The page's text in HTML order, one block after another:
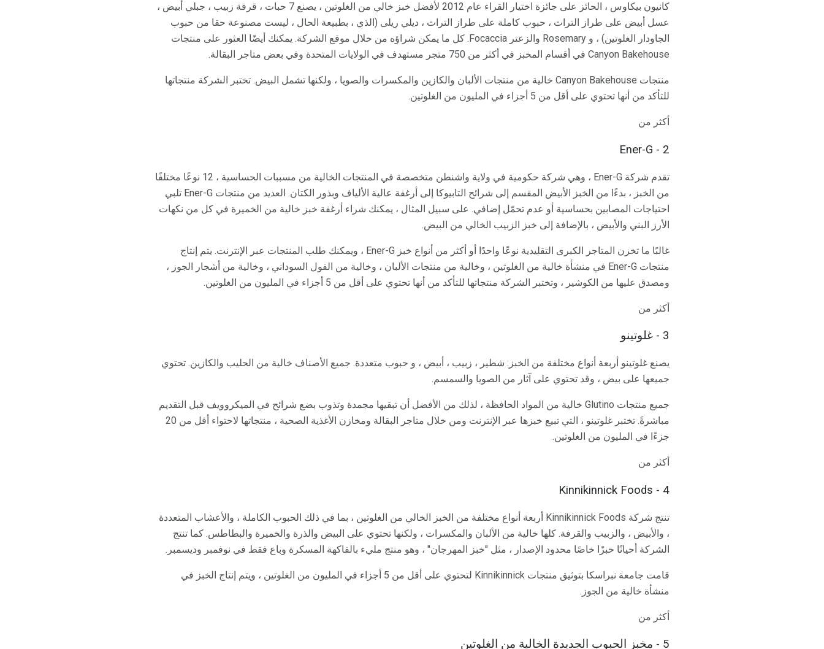
كانيون بيكاوس ، الحائز على جائزة اختيار القراء عام 2012 لأفضل خبز خالي من الغلوتين ، يصنع 7 حبات ، قرفة زبيب ، جبلي أبيض ،
عسل أبيض على طراز التراث ، حبوب كاملة على طراز التراث ، ديلي ريلى (الذي ، بطبيعة الحال ، ليست مصنوعة حقا من حبوب
الجاودار الغلوتين) ، و Rosemary والزعتر Focaccia. كل ما يمكن شراؤه من خلال موقع الشركة. يمكنك أيضًا العثور على منتجات
Canyon Bakehouse في أقسام المخبز في أكثر من 750 متجر مستهدف في الولايات المتحدة وفي بعض متاجر البقالة.
منتجات Canyon Bakehouse خالية من منتجات الألبان والكازين والمكسرات والصويا ، ولكنها تشمل البيض. تختبر الشركة منتجاتها
للتأكد من أنها تحتوي على أقل من 5 أجزاء في المليون من الغلوتين.
أكثر من
2 - Ener-G
تقدم شركة Ener-G ، وهي شركة حكومية في ولاية واشنطن متخصصة في المنتجات الخالية من مسببات الحساسية ، 12 نوعًا مختلفًا
من الخبز ، بدءًا من الخبز الأبيض المقسم إلى شرائح التابيوكا إلى أرغفة عالية الألياف وبذور الكتان. العديد من منتجات Ener-G تلبي
احتياجات المصابين بحساسية أو عدم تحمّل إضافي. على سبيل المثال ، يمكنك شراء أرغفة خبز خالية من الخميرة في كل من نكهات
الأرز البني والأبيض ، بالإضافة إلى خبز الزبيب الخالي من البيض.
غالبًا ما تخزن المتاجر الكبرى التقليدية نوعًا واحدًا أو أكثر من أنواع خبز Ener-G ، ويمكنك طلب المنتجات عبر الإنترنت. يتم إنتاج
منتجات Ener-G في منشأة خالية من الغلوتين ، وخالية من منتجات الألبان ، وخالية من الفول السوداني ، وخالية من أشجار الجوز ،
ومصدق عليها من الكوشير ، وتختبر الشركة منتجاتها للتأكد من أنها تحتوي على أقل من 5 أجزاء في المليون من الغلوتين.
أكثر من
3 - غلوتينو
يصنع غلوتينو أربعة أنواع مختلفة من الخبز: شطير ، زبيب ، أبيض ، و حبوب متعددة. جميع الأصناف خالية من الحليب والكازين. تحتوي
جميعها على بيض ، وقد تحتوي على آثار من الصويا والسمسم.
جميع منتجات Glutino خالية من المواد الحافظة ، لذلك من الأفضل أن تبقيها مجمدة وتذوب بضع شرائح في الميكروويف قبل التقديم
مباشرةً. تختبر غلوتينو ، التي تبيع خبزها عبر الإنترنت ومن خلال متاجر البقالة ومخازن الأغذية الصحية ، منتجاتها لاحتواء أقل من 20
جزءًا في المليون من الغلوتين.
أكثر من
4 - Kinnikinnick Foods
تنتج شركة Kinnikinnick Foods أربعة أنواع مختلفة من الخبز الخالي من الغلوتين ، بما في ذلك الحبوب الكاملة ، والأعشاب المتعددة
، والأبيض ، والزبيب والقرفة. كلها خالية من الألبان والمكسرات ، ولكنها تحتوي على البيض والذرة والخميرة والبطاطس. كما تنتج
الشركة أحيانًا خبزًا خاصًا محدود الإصدار ، مثل "خبز المهرجان" ، وهو منتج مليء بالفاكهة المسكرة وباع فقط في نوفمبر وديسمبر.
قامت جامعة نبراسكا بتوثيق منتجات Kinnikinnick لتحتوي على أقل من 5 أجزاء في المليون من الغلوتين ، ويتم إنتاج الخبز في
منشأة خالية من الجوز.
أكثر من
5 - مخبز الحبوب الجديدة الخالية من الغلوتين